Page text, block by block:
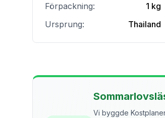
Förpackning:
1 kg
Ursprung:
Thailand
Vi byggde